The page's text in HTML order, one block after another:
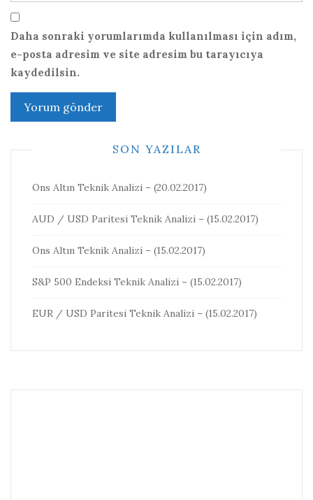
Daha sonraki yorumlarımda kullanılması için adım,
e-posta adresim ve site adresim bu tarayıcıya
kaydedilsin.
SON YAZILAR
Ons Altın Teknik Analizi – (20.02.2017)
AUD / USD Paritesi Teknik Analizi – (15.02.2017)
Ons Altın Teknik Analizi – (15.02.2017)
S&P 500 Endeksi Teknik Analizi – (15.02.2017)
EUR / USD Paritesi Teknik Analizi – (15.02.2017)